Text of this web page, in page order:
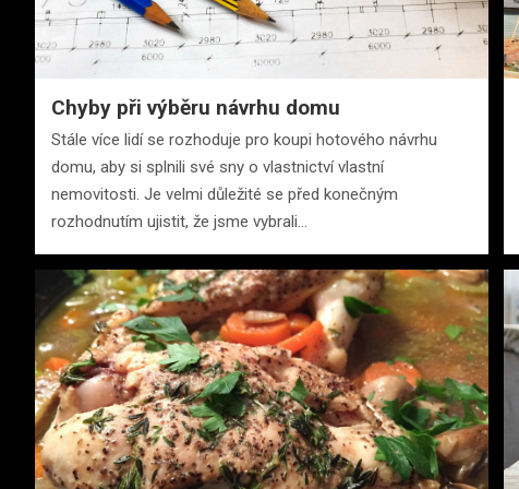
Chyby při výběru návrhu domu
Stále více lidí se rozhoduje pro koupi hotového návrhu
domu, aby si splnili své sny o vlastnictví vlastní
nemovitosti. Je velmi důležité se před konečným
rozhodnutím ujistit, že jsme vybrali…